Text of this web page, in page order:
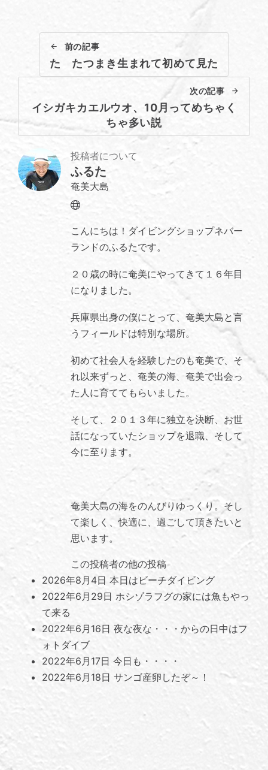
前の記事
た たつまき生まれて初めて見た
次の記事
イシガキカエルウオ、10月ってめちゃく
ちゃ多い説
投稿者について
ふるた
奄美大島
Website
こんにちは！ダイビングショップネバー
ランドのふるたです。
２０歳の時に奄美にやってきて１６年目
になりました。
兵庫県出身の僕にとって、奄美大島と言
うフィールドは特別な場所。
初めて社会人を経験したのも奄美で、そ
れ以来ずっと、奄美の海、奄美で出会っ
た人に育ててもらいました。
そして、２０１３年に独立を決断、お世
話になっていたショップを退職、そして
今に至ります。
奄美大島の海をのんびりゆっくり。そし
て楽しく、快適に、過ごして頂きたいと
思います。
この投稿者の他の投稿
2026年8月4日 本日はビーチダイビング
2022年6月29日 ホシゾラフグの家には魚もやっ
て来る
2022年6月16日 夜な夜な・・・からの日中はフ
ォトダイブ
2022年6月17日 今日も・・・・
2022年6月18日 サンゴ産卵したぞ～！